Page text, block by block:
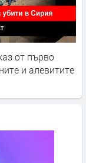
от първо
и алевитите